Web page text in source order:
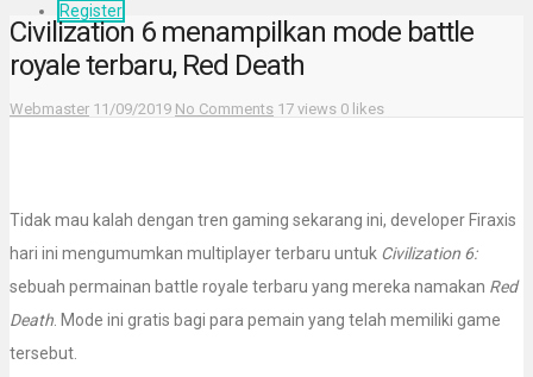
Register
Civilization 6 menampilkan mode battle
royale terbaru, Red Death
Webmaster 11/09/2019 No Comments 17 views 0 likes
Tidak mau kalah dengan tren gaming sekarang ini, developer Firaxis
hari ini mengumumkan multiplayer terbaru untuk Civilization 6:
sebuah permainan battle royale terbaru yang mereka namakan Red
Death . Mode ini gratis bagi para pemain yang telah memiliki game
tersebut.